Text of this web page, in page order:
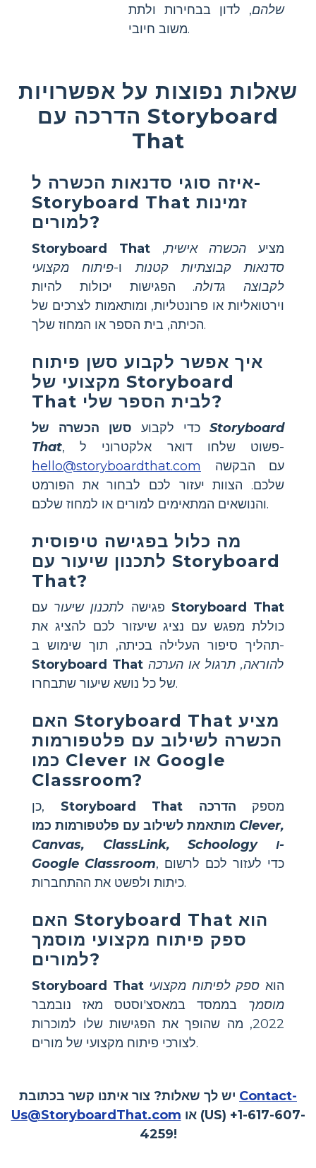
שלהם, לדון בבחירות ולתת
משוב חיובי.
שאלות נפוצות על אפשרויות
הדרכה עם Storyboard
That
איזה סוגי סדנאות הכשרה ל-
Storyboard That
למורים?
Storyboard That מציע הכשרה אישית,
סדנאות קבוצתיות קטנותו-פיתוח מקצועי
לקבוצה גדולה. הפגישות יכולות להיות
וירטואליות או פרונטליות, ומותאמות לצרכים של
הכיתה, בית הספר או המחוז שלך.
איך אפשר לקבוע סשן פיתוח
Storyboard
That
לבית הספר שלי?
כדי לקבוע Storyboard
That
, פשוט שלחו דואר אלקטרוני ל-
hello@storyboardthat.com
שלכם. הצוות יעזור לכם לבחור את הפורמט
והנושאים המתאימים למורים או למחוז שלכם.
מה כלול בפגישה טיפוסית
Storyboard
That?
פגישה לתכנון שיעור
Storyboard That
כוללת מפגש עם נציג שיעזור לכם להציג את
תהליך סיפור העלילה בכיתה, תוך שימוש ב-
Storyboard That
להוראה, תרגול או הערכה
של כל נושא שיעור שתבחרו.
Storyboard That
הכשרה לשילוב עם פלטפורמות
כמו Clever או Google
Classroom?
כן, Storyboard That מספק הדרכה
Clever,
Canvas, ClassLink, Schoology ו-
Google Classroom, כדי לעזור לכם לרשום
כיתות ולפשט את ההתחברות.
Storyboard That
ספק פיתוח מקצועי מוסמך
למורים?
Storyboard That הוא ספק לפיתוח מקצועי
מוסמך בממסד במאסצ'וסטס מאז נובמבר
2022, מה שהופך את הפגישות שלו למוכרות
לצורכי פיתוח מקצועי של מורים.
Contact-
Us@StoryboardThat.com
4259!